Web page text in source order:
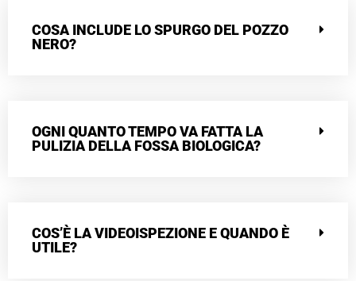
COSA INCLUDE LO SPURGO DEL POZZO
NERO?
OGNI QUANTO TEMPO VA FATTA LA
PULIZIA DELLA FOSSA BIOLOGICA?
COS’È LA VIDEOISPEZIONE E QUANDO È
UTILE?